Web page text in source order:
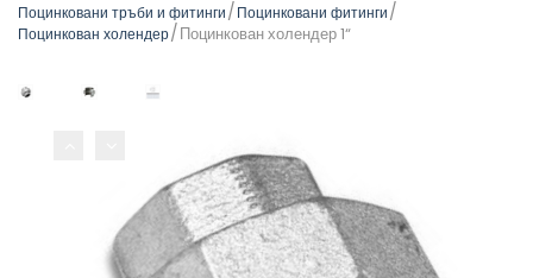
Поцинковани тръби и фитинги
Поцинковани фитинги
Поцинкован холендер Поцинкован холендер 1“